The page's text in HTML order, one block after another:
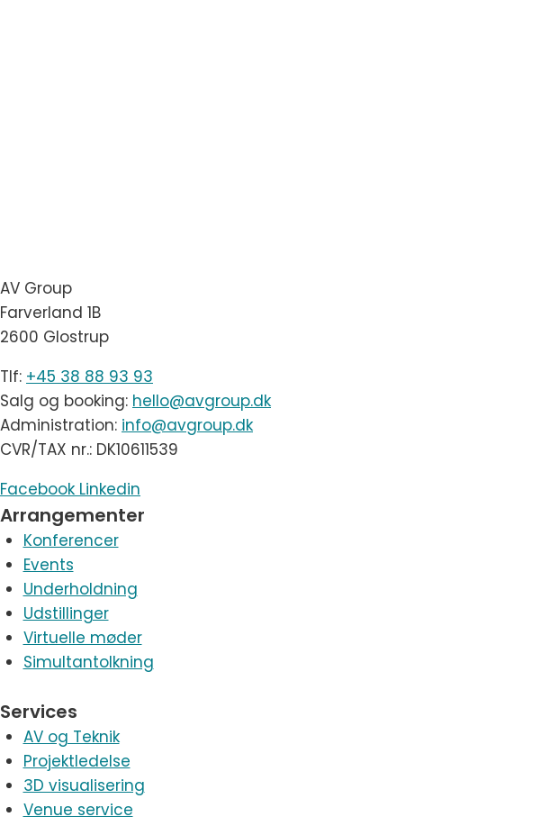
AV Group
Farverland 1B
2600 Glostrup
Tlf: +45 38 88 93 93
Salg og booking: hello@avgroup.dk
Administration: info@avgroup.dk
CVR/TAX nr.: DK10611539
Facebook Linkedin
Arrangementer
Konferencer
Events
Underholdning
Udstillinger
Virtuelle møder
Simultantolkning
Services
AV og Teknik
Projektledelse
3D visualisering
Venue service